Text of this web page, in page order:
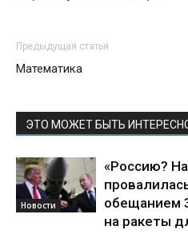
Предыдущая статья
Математика
ЭТО МОЖЕТ БЫТЬ
Новости
«Россию?
обещанием
на ракеты